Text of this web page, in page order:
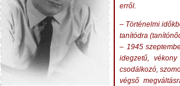
erről.
– Történelmi
tanítódra
– 1945
idegzetű,
csodálkozó,
végső